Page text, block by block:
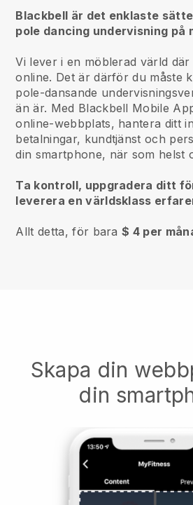
Blackbell är det enklaste
pole dancing undervisning på
Vi lever i en möblerad värld
online. Det är därför du måste
pole-dansande
än är. Med Blackbell Mobile
online-webbplats, hantera ditt
betalningar, kundtjänst och
din smartphone, när som helst
Ta kontroll, uppgradera ditt
leverera en världsklass
Allt detta, för bara$ 4 per
Skapa din
din